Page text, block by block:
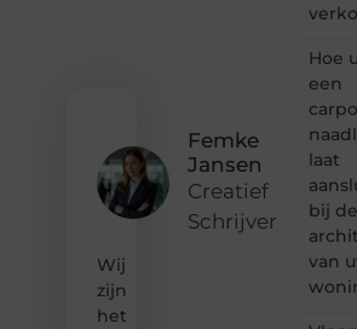
Femke
Jansen
Creatief
Schrijver
Wij
zijn
het
Hoe u
een
laat
bij de
van